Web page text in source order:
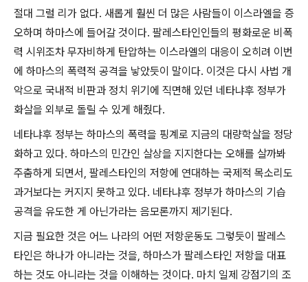
절대 그럴 리가 없다. 새롭게 훨씬 더 많은 사람들이 이스라엘을 증
오하며 하마스에 들어갈 것이다. 팔레스타인인들의 평화로운 비폭
력 시위조차 무자비하게 탄압하는 이스라엘의 대응이 오히려 이번
에 하마스의 폭력적 공격을 낳았듯이 말이다. 이것은 다시 사법 개
악으로 국내적 비판과 정치 위기에 직면해 있던 네타냐후 정부가
화살을 외부로 돌릴 수 있게 해줬다.
네타냐후 정부는 하마스의 폭력을 핑계로 지금의 대량학살을 정당
화하고 있다. 하마스의 민간인 살상을 지지한다는 오해를 살까봐
주춤하게 되면서, 팔레스타인의 저항에 연대하는 국제적 목소리도
과거보다는 커지지 못하고 있다. 네타냐후 정부가 하마스의 기습
공격을 유도한 게 아닌가라는 음모론까지 제기된다.
지금 필요한 것은 어느 나라의 어떤 저항운동도 그렇듯이 팔레스
타인은 하나가 아니라는 것을, 하마스가 팔레스타인 저항을 대표
하는 것도 아니라는 것을 이해하는 것이다. 마치 일제 강점기의 조